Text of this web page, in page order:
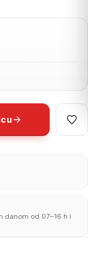
danom od 07–16 h i